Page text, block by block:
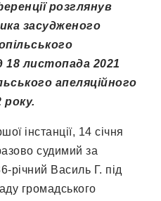
розглянув
засудженого
18 листопада 2021
апеляційного
року.
інстанції, 14 січня
судимий за
річний Василь Г. під
громадського